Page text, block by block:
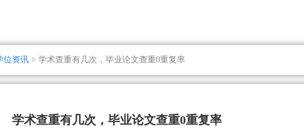
位资讯 > 学术查重有几次，毕业论文查重0重复率
学术查重有几次，毕业论文查重0重复率